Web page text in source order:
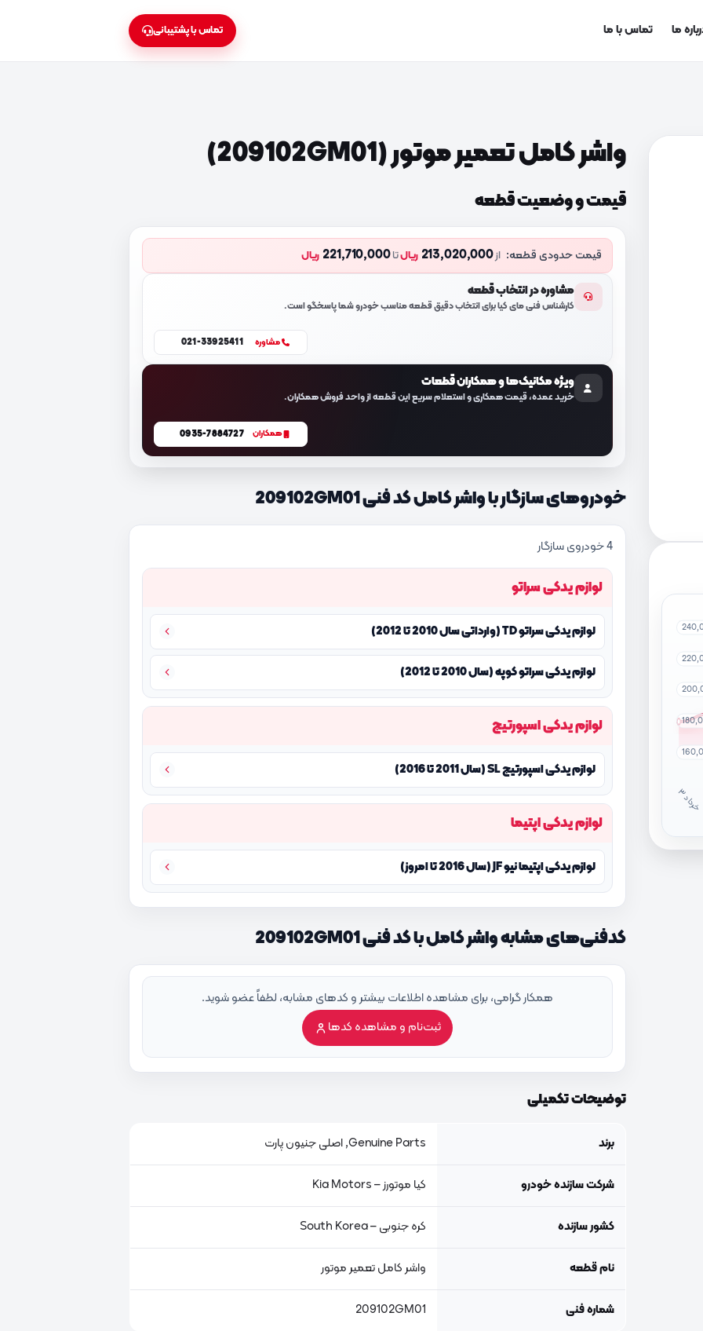
ما تماس با ما تماس با پشتیبانی
خ
ر
داد
۳
واشر کامل تعمیر موتور (209102GM01)
قیمت و وضعیت قطعه
قیمت حدودی قطعه: از213,020,000 ریالتا221,710,000 ریال
مشاوره در انتخاب قطعه
کارشناس فنی مای کیا برای انتخاب دقیق قطعه مناسب خودرو شما پاسخگو است.
مشاوره 021-33925411
ویژه مکانیک‌ها و همکاران قطعات
خرید عمده، قیمت همکاری و استعلام سریع این قطعه از واحد فروش همکاران.
همکاران 0935-7884727
خودروهای سازگار با واشر کامل کد فنی 209102GM01
4 خودروی سازگار
لوازم یدکی سراتو
لوازم یدکی سراتو TD (وارداتی سال 2010 تا 2012)
لوازم یدکی سراتو کوپه (سال 2010 تا 2012)
لوازم یدکی اسپورتیج
لوازم یدکی اسپورتیج SL (سال 2011 تا 2016)
لوازم یدکی اپتیما
لوازم یدکی اپتیما نیو JF (سال 2016 تا امروز)
کدفنی‌های مشابه واشر کامل با کد فنی 209102GM01
همکار گرامی، برای مشاهده اطلاعات بیشتر و کدهای مشابه، لطفاً عضو شوید.
ثبت‌نام و مشاهده کدها
توضیحات تکمیلی
برند Genuine Parts, اصلی جنیون پارت
شرکت سازنده خودرو کیا موتورز – Kia Motors
کشور سازنده کره جنوبی – South Korea
نام قطعه واشر کامل تعمیر موتور
شماره فنی 209102GM01